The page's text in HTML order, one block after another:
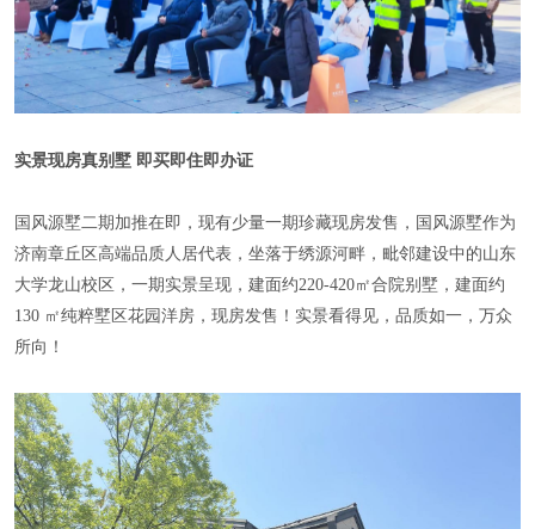
实景现房真别墅 即买即住即办证
国风源墅二期加推在即，现有少量一期珍藏现房发售，国风源墅作为
济南章丘区高端品质人居代表，坐落于绣源河畔，毗邻建设中的山东
大学龙山校区，一期实景呈现，建面约220-420㎡合院别墅，建面约
130 ㎡纯粹墅区花园洋房，现房发售！实景看得见，品质如一，万众
所向！